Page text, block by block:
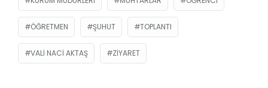
ÖĞRETMEN ŞUHUT TOPLANTI
VALI NACI AKTAŞ ZIYARET